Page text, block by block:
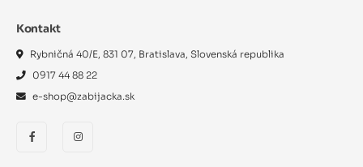
Kontakt
Rybničná 40/E, 831 07, Bratislava, Slovenská republika
0917 44 88 22
e-shop@zabijacka.sk